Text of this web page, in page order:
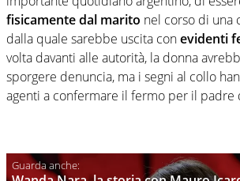
fisicamente dal marito nel corso di una
dalla quale sarebbe uscita conevidenti
volta davanti alle autorità, la donna
sporgere denuncia, ma i segni al collo
agenti a confermare il fermo per il padre